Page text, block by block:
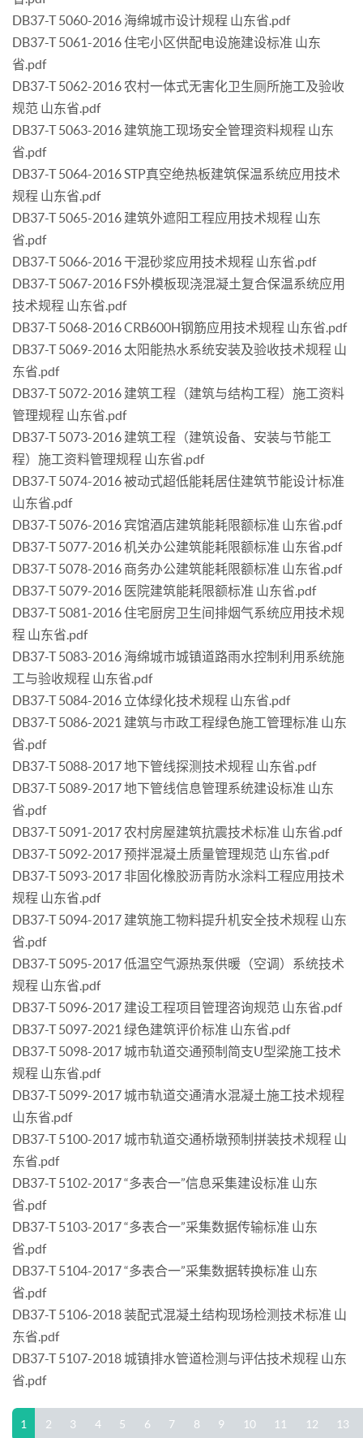
DB37-T 5060-2016 海绵城市设计规程 山东省.pdf
DB37-T 5061-2016 住宅小区供配电设施建设标准 山东
省.pdf
DB37-T 5062-2016 农村一体式无害化卫生厕所施工及验收
规范 山东省.pdf
DB37-T 5063-2016 建筑施工现场安全管理资料规程 山东
省.pdf
DB37-T 5064-2016 STP真空绝热板建筑保温系统应用技术
规程 山东省.pdf
DB37-T 5065-2016 建筑外遮阳工程应用技术规程 山东
省.pdf
DB37-T 5066-2016 干混砂浆应用技术规程 山东省.pdf
DB37-T 5067-2016 FS外模板现浇混凝土复合保温系统应用
技术规程 山东省.pdf
DB37-T 5068-2016 CRB600H钢筋应用技术规程 山东省.pdf
DB37-T 5069-2016 太阳能热水系统安装及验收技术规程 山
东省.pdf
DB37-T 5072-2016 建筑工程（建筑与结构工程）施工资料
管理规程 山东省.pdf
DB37-T 5073-2016 建筑工程（建筑设备、安装与节能工
程）施工资料管理规程 山东省.pdf
DB37-T 5074-2016 被动式超低能耗居住建筑节能设计标准
山东省.pdf
DB37-T 5076-2016 宾馆酒店建筑能耗限额标准 山东省.pdf
DB37-T 5077-2016 机关办公建筑能耗限额标准 山东省.pdf
DB37-T 5078-2016 商务办公建筑能耗限额标准 山东省.pdf
DB37-T 5079-2016 医院建筑能耗限额标准 山东省.pdf
DB37-T 5081-2016 住宅厨房卫生间排烟气系统应用技术规
程 山东省.pdf
DB37-T 5083-2016 海绵城市城镇道路雨水控制利用系统施
工与验收规程 山东省.pdf
DB37-T 5084-2016 立体绿化技术规程 山东省.pdf
DB37-T 5086-2021 建筑与市政工程绿色施工管理标准 山东
省.pdf
DB37-T 5088-2017 地下管线探测技术规程 山东省.pdf
DB37-T 5089-2017 地下管线信息管理系统建设标准 山东
省.pdf
DB37-T 5091-2017 农村房屋建筑抗震技术标准 山东省.pdf
DB37-T 5092-2017 预拌混凝土质量管理规范 山东省.pdf
DB37-T 5093-2017 非固化橡胶沥青防水涂料工程应用技术
规程 山东省.pdf
DB37-T 5094-2017 建筑施工物料提升机安全技术规程 山东
省.pdf
DB37-T 5095-2017 低温空气源热泵供暖（空调）系统技术
规程 山东省.pdf
DB37-T 5096-2017 建设工程项目管理咨询规范 山东省.pdf
DB37-T 5097-2021 绿色建筑评价标准 山东省.pdf
DB37-T 5098-2017 城市轨道交通预制简支U型梁施工技术
规程 山东省.pdf
DB37-T 5099-2017 城市轨道交通清水混凝土施工技术规程
山东省.pdf
DB37-T 5100-2017 城市轨道交通桥墩预制拼装技术规程 山
东省.pdf
DB37-T 5102-2017 “多表合一”信息采集建设标准 山东
省.pdf
DB37-T 5103-2017 “多表合一”采集数据传输标准 山东
省.pdf
DB37-T 5104-2017 “多表合一”采集数据转换标准 山东
省.pdf
DB37-T 5106-2018 装配式混凝土结构现场检测技术标准 山
东省.pdf
DB37-T 5107-2018 城镇排水管道检测与评估技术规程 山东
省.pdf
1 2 3 4 5 6 7 8 9 10 11 12 13